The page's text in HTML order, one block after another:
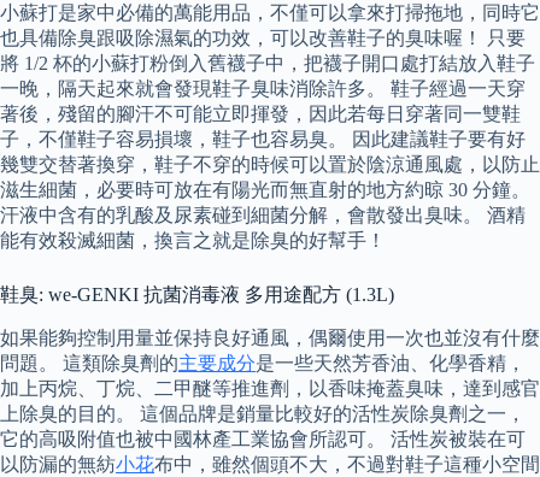
小蘇打是家中必備的萬能用品，不僅可以拿來打掃拖地，同時它
也具備除臭跟吸除濕氣的功效，可以改善鞋子的臭味喔！ 只要
將 1/2 杯的小蘇打粉倒入舊襪子中，把襪子開口處打結放入鞋子
一晚，隔天起來就會發現鞋子臭味消除許多。 鞋子經過一天穿
著後，殘留的腳汗不可能立即揮發，因此若每日穿著同一雙鞋
子，不僅鞋子容易損壞，鞋子也容易臭。 因此建議鞋子要有好
幾雙交替著換穿，鞋子不穿的時候可以置於陰涼通風處，以防止
滋生細菌，必要時可放在有陽光而無直射的地方約晾 30 分鐘。
汗液中含有的乳酸及尿素碰到細菌分解，會散發出臭味。 酒精
能有效殺滅細菌，換言之就是除臭的好幫手！
鞋臭: we-GENKI 抗菌消毒液 多用途配方 (1.3L)
如果能夠控制用量並保持良好通風，偶爾使用一次也並沒有什麼
問題。 這類除臭劑的主要成分是一些天然芳香油、化學香精，
加上丙烷、丁烷、二甲醚等推進劑，以香味掩蓋臭味，達到感官
上除臭的目的。 這個品牌是銷量比較好的活性炭除臭劑之一，
它的高吸附值也被中國林產工業協會所認可。 活性炭被裝在可
以防漏的無紡小花布中，雖然個頭不大，不過對鞋子這種小空間